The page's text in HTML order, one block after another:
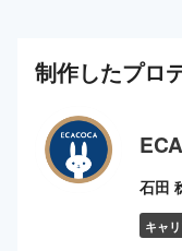
制作したプロ
石田
キャ